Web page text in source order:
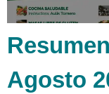
Agosto